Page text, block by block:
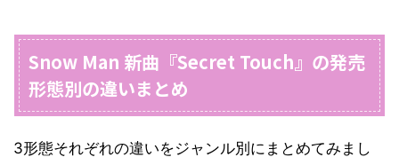
Snow Man 新曲『Secret Touch』の発売
形態別の違いまとめ
3形態それぞれの違いをジャンル別にまとめてみまし